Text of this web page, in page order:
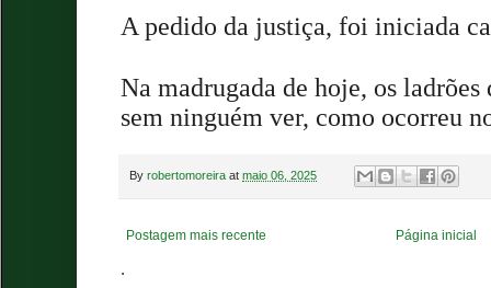
A pedido da justiça, foi iniciada
Na madrugada de hoje, os
sem ninguém ver, como ocorreu
By robertomoreira at maio 06, 2025
Postagem mais recente Página inicial
.